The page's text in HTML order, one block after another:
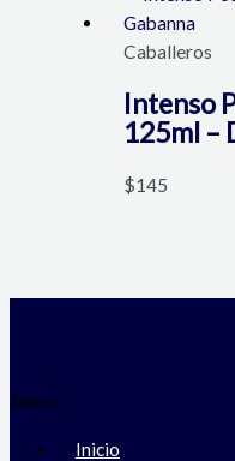
Caballeros
Intenso
125ml –
$145
Menú
Inicio